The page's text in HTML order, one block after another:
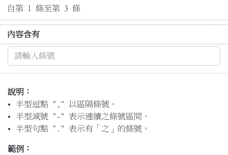
自第 1 條至第 3 條
內容含有
說明：
半型逗點 "," 以區隔條號。
半型減號 "-" 表示連續之條號區間。
半型句點 "." 表示有「之」的條號。
範例：